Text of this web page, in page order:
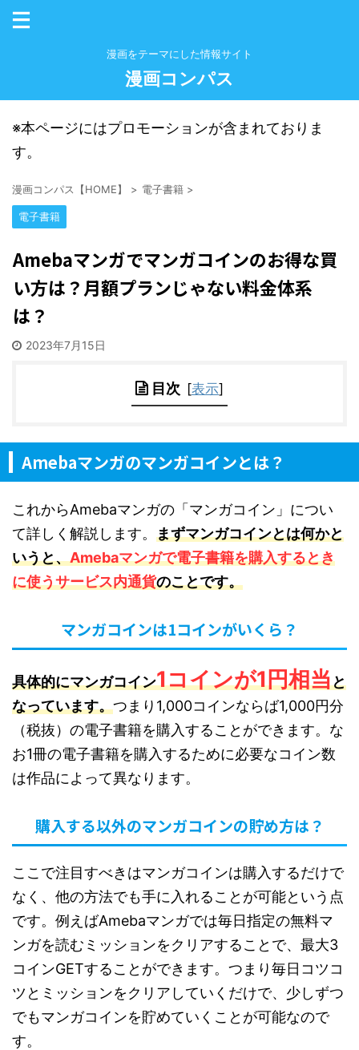
漫画をテーマにした情報サイト
漫画コンパス
※本ページにはプロモーションが含まれておりま
す。
漫画コンパス【HOME】 > 電子書籍 >
電子書籍
Amebaマンガでマンガコインのお得な買
い方は？月額プランじゃない料金体系
は？
2023年7月15日
目次 [表示]
Amebaマンガのマンガコインとは？
これからAmebaマンガの「マンガコイン」につい
て詳しく解説します。 まずマンガコインとは何かと
いうと、Amebaマンガで電子書籍を購入するとき
に使うサービス内通貨のことです。
マンガコインは1コインがいくら？
具体的にマンガコイン1コインが1円相当と
なっています。つまり1,000コインならば1,000円分
（税抜）の電子書籍を購入することができます。な
お1冊の電子書籍を購入するために必要なコイン数
は作品によって異なります。
購入する以外のマンガコインの貯め方は？
ここで注目すべきはマンガコインは購入するだけで
なく、他の方法でも手に入れることが可能という点
です。例えばAmebaマンガでは毎日指定の無料マ
ンガを読むミッションをクリアすることで、最大3
コインGETすることができます。つまり毎日コツコ
ツとミッションをクリアしていくだけで、少しずつ
でもマンガコインを貯めていくことが可能なので
す。